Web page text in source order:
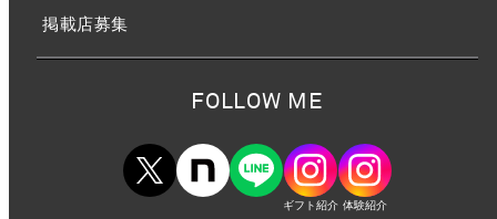
掲載店募集
FOLLOW ME
ギフト紹介 体験紹介